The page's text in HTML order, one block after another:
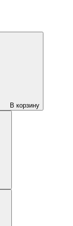
В корзину